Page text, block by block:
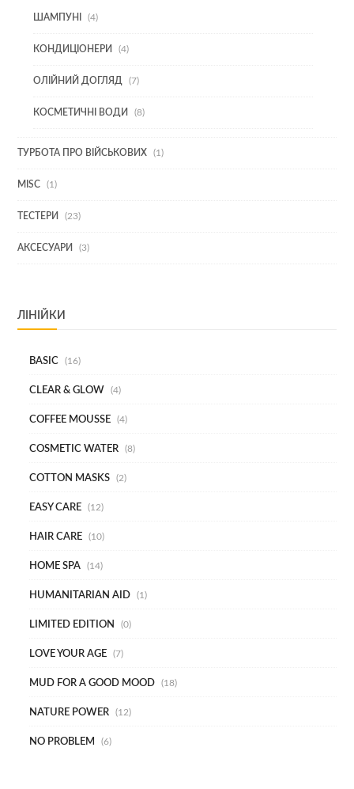
ШАМПУНІ
44
КОНДИЦІОНЕРИ
44
ОЛІЙНИЙ ДОГЛЯД
77
КОСМЕТИЧНІ ВОДИ
88
ТУРБОТА ПРО ВІЙСЬКОВИХ 11
MISC
11
ТЕСТЕРИ
2323
АКСЕСУАРИ
33
ЛІНІЙКИ
BASIC 16
CLEAR & GLOW 4
COFFEE MOUSSE 4
COSMETIC WATER 8
COTTON MASKS 2
EASY CARE 12
HAIR CARE 10
HOME SPA 14
HUMANITARIAN AID 1
LIMITED EDITION 0
LOVE YOUR AGE 7
MUD FOR A GOOD MOOD 18
NATURE POWER 12
NO PROBLEM 6